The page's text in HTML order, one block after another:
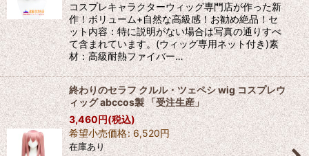
コスプレキャラクターウィッグ専門店が作った新
作！ボリューム+自然な高級感！お勧め絶品！セ
ット内容：特に説明がない場合は写真の通りすべ
て含まれています。(ウィッグ専用ネット付き)素
材：高級耐熱ファイバー…
終わりのセラフ クルル・ツェペシ wig コスプレウ
ィッグ abccos製 「受注生産」
3,460円(税込)
希望小売価格: 6,520円
在庫あり